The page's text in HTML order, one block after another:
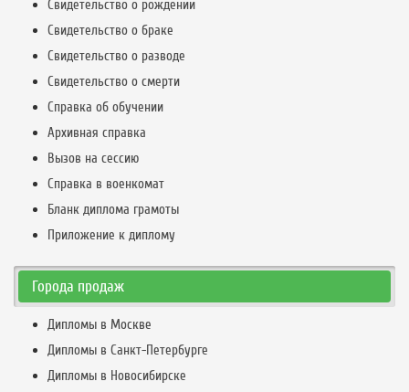
Свидетельство о рождении
Свидетельство о браке
Свидетельство о разводе
Свидетельство о смерти
Справка об обучении
Архивная справка
Вызов на сессию
Справка в военкомат
Бланк диплома грамоты
Приложение к диплому
Города продаж
Дипломы в Москве
Дипломы в Санкт-Петербурге
Дипломы в Новосибирске